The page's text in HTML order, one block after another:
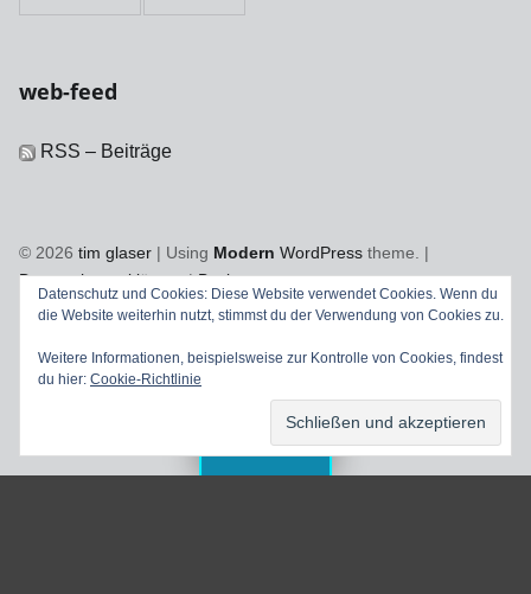
Menu
web-feed
RSS – Beiträge
© 2026 tim glaser | Using Modern WordPress theme. |
Datenschutzerklärung |Back to top ↑
Facebook
YouTube
Vimeo Back to top ↑
Datenschutz und Cookies: Diese Website verwendet Cookies. Wenn du
die Website weiterhin nutzt, stimmst du der Verwendung von Cookies zu.
Weitere Informationen, beispielsweise zur Kontrolle von Cookies, findest
du hier: Cookie-Richtlinie